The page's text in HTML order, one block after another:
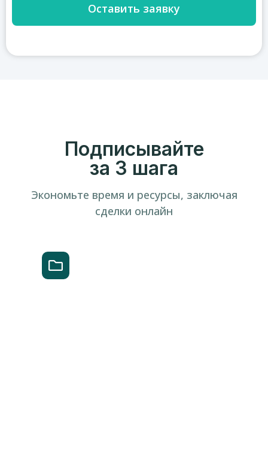
Оставить заявку
Подписывайте
за 3 шага
Экономьте время и ресурсы, заключая
сделки онлайн